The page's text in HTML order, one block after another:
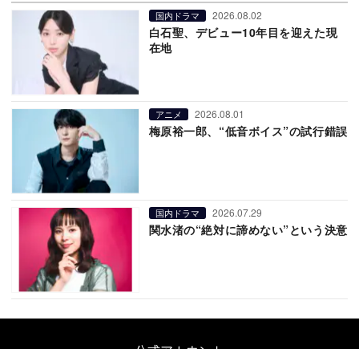
国内ドラマ 2026.08.02
白石聖、デビュー10年目を迎えた現
在地
アニメ 2026.08.01
梅原裕一郎、“低音ボイス”の試行錯誤
国内ドラマ 2026.07.29
関水渚の“絶対に諦めない”という決意